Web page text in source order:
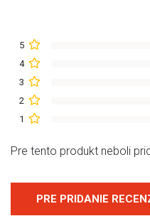
5
4
3
2
1
Pre tento produkt neboli
PRE PRIDANIE